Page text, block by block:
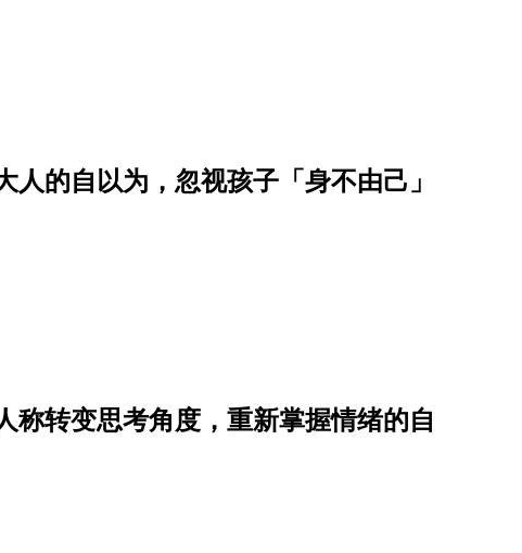
的自以为，忽视孩子「身不由己」
称转变思考角度，重新掌握情绪的自